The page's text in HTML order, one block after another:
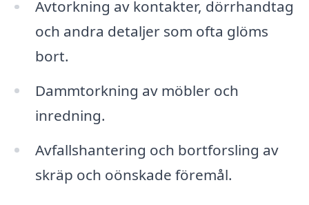
Avtorkning av kontakter, dörrhandtag
och andra detaljer som ofta glöms
bort.
Dammtorkning av möbler och
inredning.
Avfallshantering och bortforsling av
skräp och oönskade föremål.